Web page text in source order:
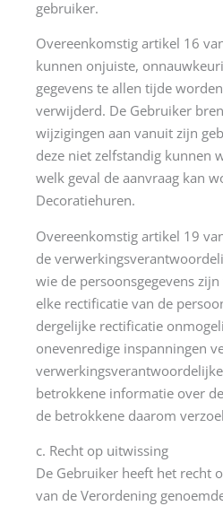
gebruiker.
Overeenkomstig artikel 16
kunnen onjuiste,
gegevens te allen tijde
verwijderd. De Gebruiker
wijzigingen aan vanuit zijn
deze niet zelfstandig kunnen
welk geval de aanvraag kan
Decoratiehuren.
Overeenkomstig artikel 19
de
wie de persoonsgegevens
elke rectificatie van de
dergelijke rectificatie
onevenredige inspanningen
betrokkene informatie over
de betrokkene daarom
c. Recht op uitwissing
De Gebruiker heeft het recht
van de Verordening